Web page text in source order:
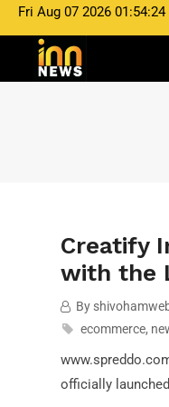
Fri Aug 07 2026
Its
Creatify
with the
By
ecommerce,
officially